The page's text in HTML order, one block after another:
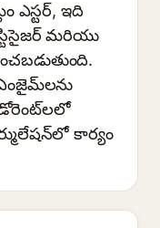
ఎస్టర్, ఇది
మరియు
కార్యం